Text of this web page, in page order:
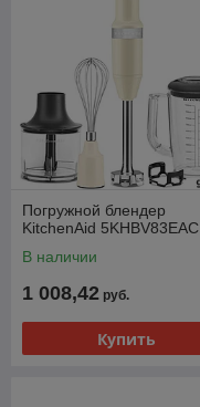
Погружной блендер
KitchenAid 5KHBV83EAC
В наличии
1 008,42 руб.
Купить